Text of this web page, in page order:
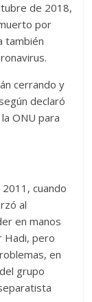
de 2018,
por
también
cerrando y
declaró
ONU para
cuando
al
en manos
Hadi, pero
en
grupo